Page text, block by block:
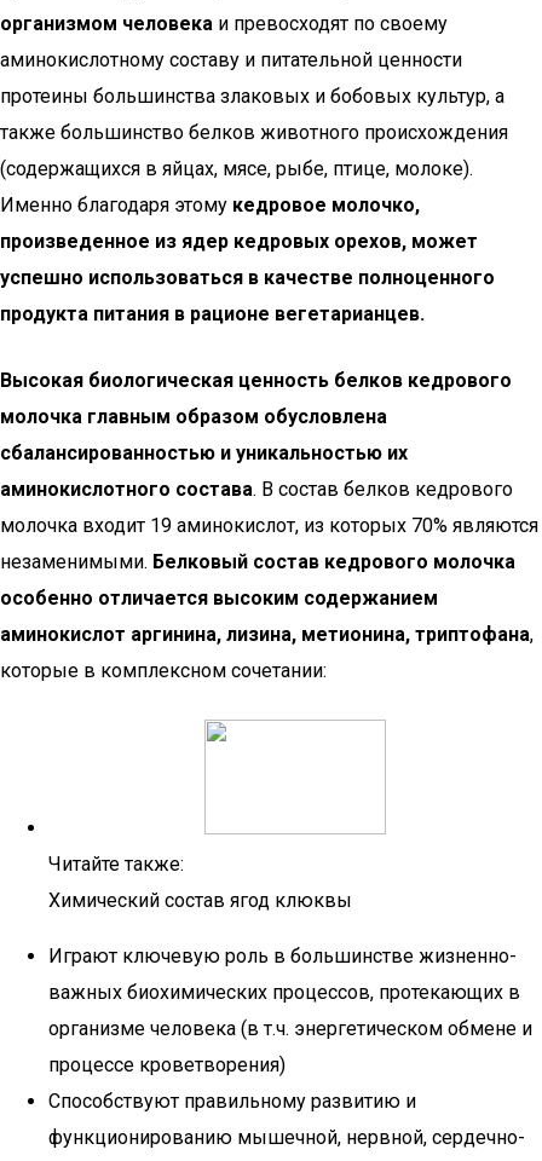
организмом человека и превосходят по своему
аминокислотному составу и питательной ценности
протеины большинства злаковых и бобовых культур, а
также большинство белков животного происхождения
(содержащихся в яйцах, мясе, рыбе, птице, молоке).
Именно благодаря этому кедровое молочко,
произведенное из ядер кедровых орехов, может
успешно использоваться в качестве полноценного
продукта питания в рационе вегетарианцев.
Высокая биологическая ценность белков кедрового
молочка главным образом обусловлена
сбалансированностью и уникальностью их
аминокислотного состава. В состав белков кедрового
молочка входит 19 аминокислот, из которых 70% являются
незаменимыми. Белковый состав кедрового молочка
особенно отличается высоким содержанием
аминокислот аргинина, лизина, метионина, триптофана,
которые в комплексном сочетании:
Читайте также:
Химический состав ягод клюквы
Играют ключевую роль в большинстве жизненно-
важных биохимических процессов, протекающих в
организме человека (в т.ч. энергетическом обмене и
процессе кроветворения)
Способствуют правильному развитию и
функционированию мышечной, нервной, сердечно-